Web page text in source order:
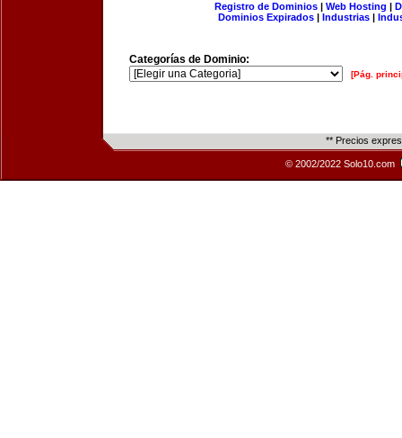
Registro de Dominios| Web Hosting |
Dominios Expirados | Industrias |
Categorías de Dominio:
[Pág.
** Precios
© 2002/2022 Solo10.com